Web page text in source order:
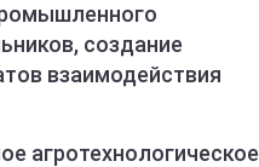
создание
взаимодействия
агротехнологическое